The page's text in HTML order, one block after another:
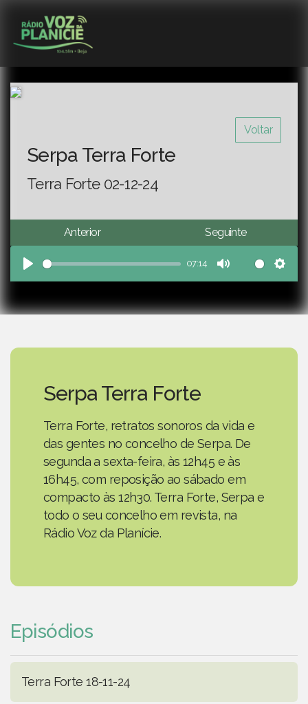
Voltar
Serpa Terra Forte
Terra Forte 02-12-24
Anterior Seguinte
Play
07:14
Mute
Serpa Terra Forte
Terra Forte, retratos sonoros da vida e
das gentes no concelho de Serpa. De
segunda a sexta-feira, às 12h45 e às
16h45, com reposição ao sábado em
compacto às 12h30. Terra Forte, Serpa e
todo o seu concelho em revista, na
Rádio Voz da Planície.
Episódios
Terra Forte 18-11-24